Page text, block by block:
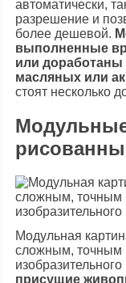
автоматически,
разрешение и
более дешевой.
выполненные
или
масляных или
стоят несколько
Модульная
сложным, точным
изобразительного
присущие